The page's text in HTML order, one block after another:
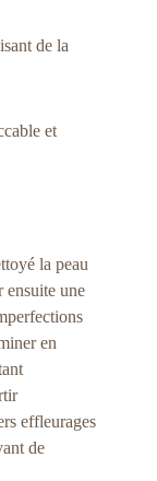
de la
et
la peau
ensuite une
en
effleurages
de